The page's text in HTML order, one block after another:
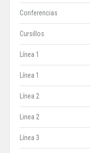
Conferencias
Cursillos
Línea 1
Línea 1
Línea 2
Linea 2
Línea 3